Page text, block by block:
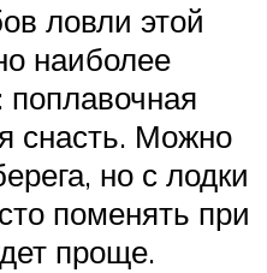
ловли этой
наиболее
снасть. Можно
но с лодки
поменять при
проще.